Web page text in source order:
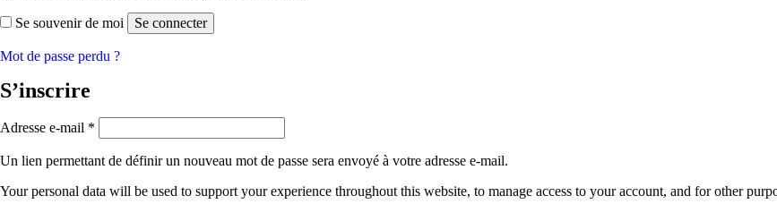
Se souvenir de moi Se connecter
Mot de passe perdu ?
S’inscrire
Adresse e-mail *
Un lien permettant de définir un nouveau mot de passe sera envoyé à votre adresse e-mail.
Your personal data will be used to support your experience throughout this website, to manage access to your account, and for other